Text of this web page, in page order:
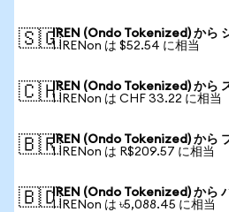
🇸🇬IREN (Ondo Tokenized) から
1 IRENon は $52.54 に相当
🇨🇭IREN (Ondo Tokenized) から
1 IRENon は CHF 33.22 に相当
🇧🇷IREN (Ondo Tokenized) から
1 IRENon は R$209.57 に相当
🇧🇩IREN (Ondo Tokenized) から
1 IRENon は ৳5,088.45 に相当